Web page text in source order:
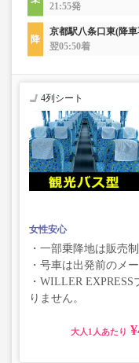
21:55発
京都駅八条口東(降
翌05:50着
4列シート
女性安心
・一部乗降地は販売
・号車は出発前のメ
・WILLER
りません。
大人